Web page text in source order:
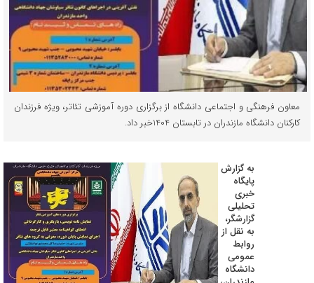
معاون فرهنگی و اجتماعی دانشگاه از برگزاری دوره آموزشی تئاتر، ویژه فرزندان
کارکنان دانشگاه مازندران در تابستان 1404خبر داد.
به گزارش
پایگاه
خبری
تحلیلی
گزارشگر،
به نقل از
روابط
عمومی
دانشگاه